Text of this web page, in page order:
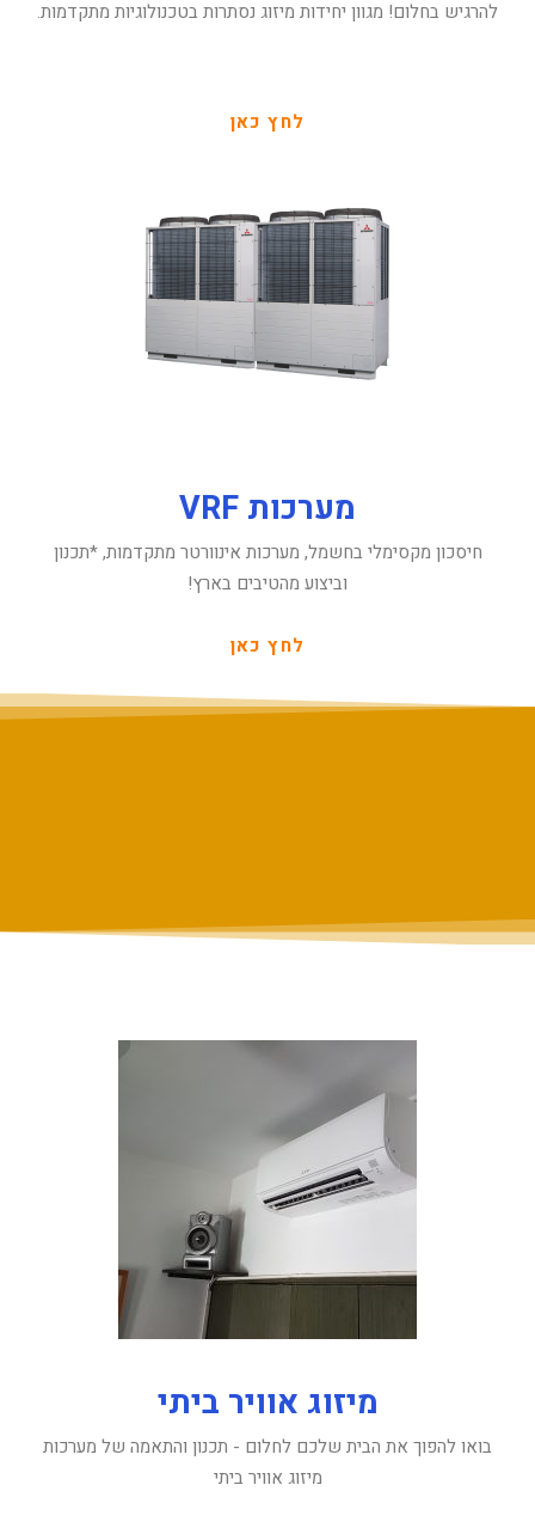
להרגיש בחלום! מגוון יחידות מיזוג נסתרות בטכנולוגיות מתקדמות.
לחץ כאן
מערכות VRF
חיסכון מקסימלי בחשמל, מערכות אינוורטר מתקדמות, *תכנון
וביצוע מהטיבים בארץ!
לחץ כאן
מיזוג אוויר ביתי
בואו להפוך את הבית שלכם לחלום - תכנון והתאמה של מערכות
מיזוג אוויר ביתי